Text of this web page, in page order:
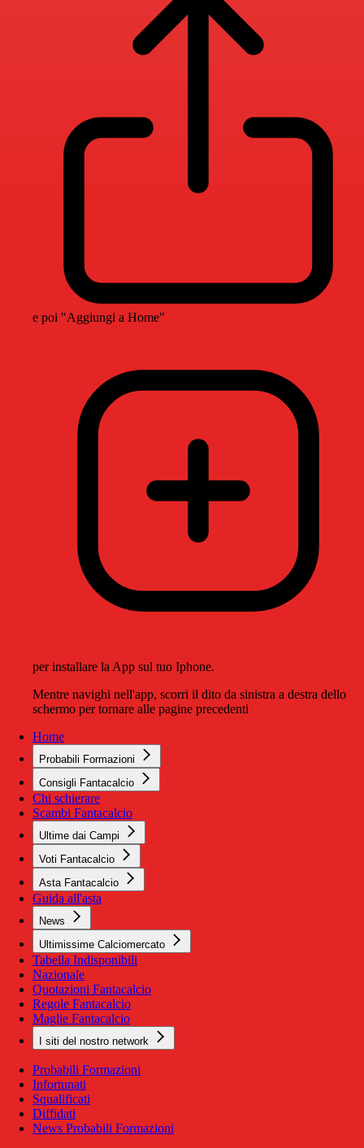
e poi "Aggiungi a Home"
per installare la App sul tuo Iphone.
Mentre navighi nell'app, scorri il dito da sinistra a destra dello
schermo per tornare alle pagine precedenti
Home
Probabili Formazioni
Consigli Fantacalcio
Chi schierare
Scambi Fantacalcio
Ultime dai Campi
Voti Fantacalcio
Asta Fantacalcio
Guida all'asta
News
Ultimissime Calciomercato
Tabella Indisponibili
Nazionale
Quotazioni Fantacalcio
Regole Fantacalcio
Maglie Fantacalcio
I siti del nostro network
Probabili Formazioni
Infortunati
Squalificati
Diffidati
News Probabili Formazioni